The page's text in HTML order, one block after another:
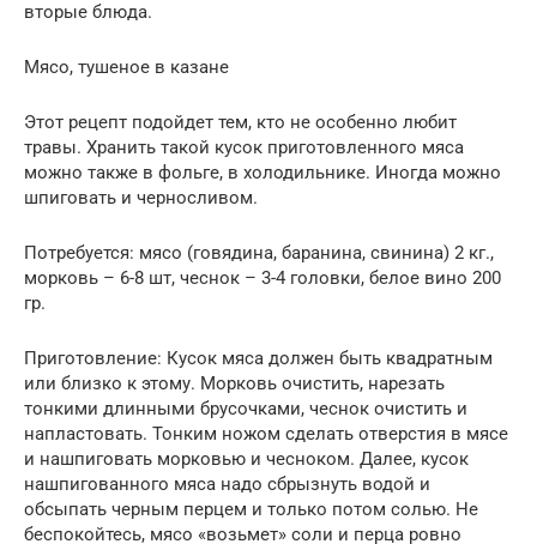
вторые блюда.
Мясо, тушеное в казане
Этот рецепт подойдет тем, кто не особенно любит
травы. Хранить такой кусок приготовленного мяса
можно также в фольге, в холодильнике. Иногда можно
шпиговать и черносливом.
Потребуется: мясо (говядина, баранина, свинина) 2 кг.,
морковь – 6-8 шт, чеснок – 3-4 головки, белое вино 200
гр.
Приготовление: Кусок мяса должен быть квадратным
или близко к этому. Морковь очистить, нарезать
тонкими длинными брусочками, чеснок очистить и
напластовать. Тонким ножом сделать отверстия в мясе
и нашпиговать морковью и чесноком. Далее, кусок
нашпигованного мяса надо сбрызнуть водой и
обсыпать черным перцем и только потом солью. Не
беспокойтесь, мясо «возьмет» соли и перца ровно